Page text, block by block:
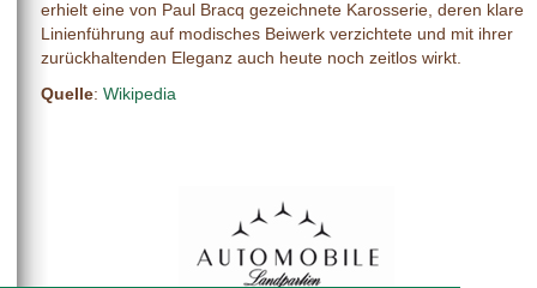
erhielt eine von Paul Bracq gezeichnete Karosserie, deren klare
Linienführung auf modisches Beiwerk verzichtete und mit ihrer
zurückhaltenden Eleganz auch heute noch zeitlos wirkt.
Quelle:Wikipedia